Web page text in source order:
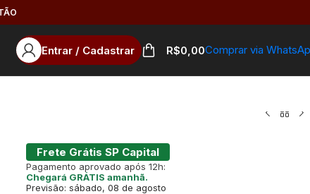
Entrar / Cadastrar R$0,00Comprar via
Frete Grátis SP Capital
Pagamento aprovado após 12h:
Chegará GRÁTIS amanhã.
Previsão: sábado, 08 de agosto